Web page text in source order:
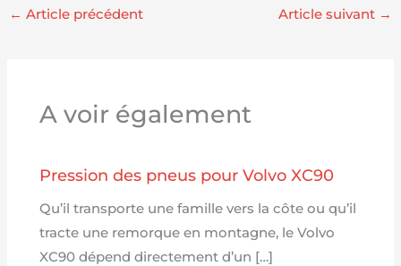
← Article précédent Article suivant →
A voir également
Pression des pneus pour Volvo XC90
Qu’il transporte une famille vers la côte ou qu’il
tracte une remorque en montagne, le Volvo
XC90 dépend directement d’un […]